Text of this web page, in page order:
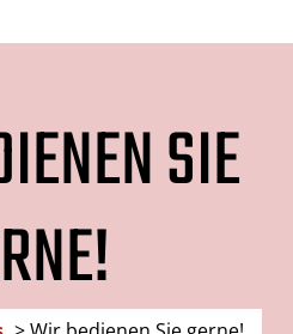
SIE